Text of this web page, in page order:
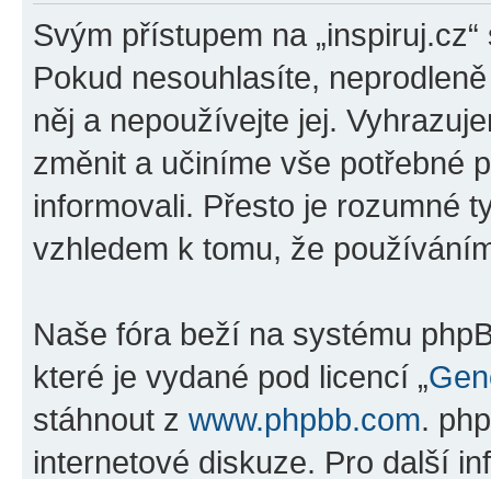
Svým přístupem na
Pokud nesouhlasíte,
něj a nepoužívejte jej.
změnit a učiníme vše potřebné
informovali. Přesto je rozumné
vzhledem k tomu, že
Naše fóra beží na systému
které je vydané pod licencí „
stáhnout z www.phpbb.com.
internetové diskuze. Pro další